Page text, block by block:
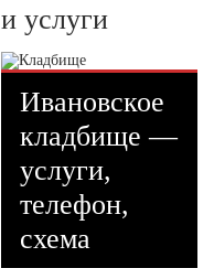
и услуги
Ивановское
кладбище —
услуги,
телефон,
схема